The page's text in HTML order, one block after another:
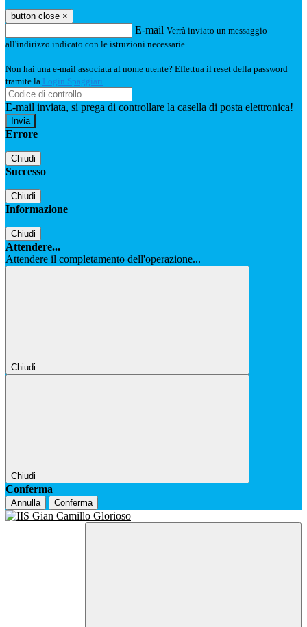
button close ×
E-mail Verrà inviato un messaggio
all'indirizzo indicato con le istruzioni necessarie.
Non hai una e-mail associata al nome utente? Effettua il reset della password
tramite la Login Spaggiari
E-mail inviata, si prega di controllare la casella di posta elettronica!
Errore
Chiudi
Successo
Chiudi
Informazione
Chiudi
Attendere...
Attendere il completamento dell'operazione...
Chiudi
Chiudi
Conferma
Annulla Conferma